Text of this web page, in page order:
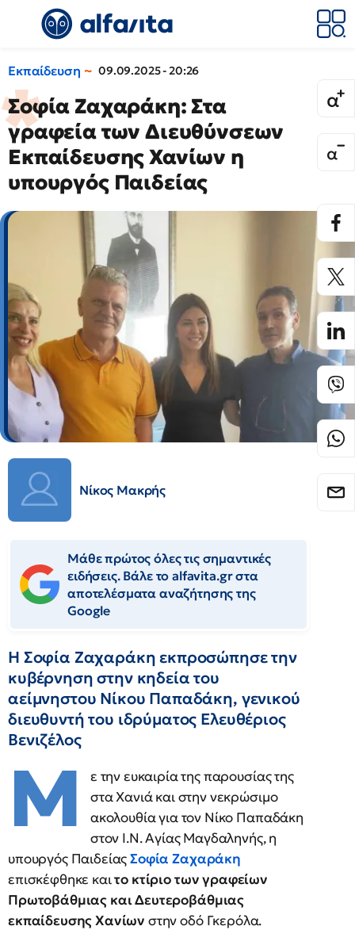
Εκπαίδευση 09.09.2025 - 20:26
Σοφία Ζαχαράκη: Στα
γραφεία των Διευθύνσεων
Εκπαίδευσης Χανίων η
υπουργός Παιδείας
Νίκος Μακρής
Μάθε πρώτος όλες τις σημαντικές
ειδήσεις. Βάλε το alfavita.gr στα
αποτελέσματα αναζήτησης της
Google
Η Σοφία Ζαχαράκη εκπροσώπησε την
κυβέρνηση στην κηδεία του
αείμνηστου Νίκου Παπαδάκη, γενικού
διευθυντή του ιδρύματος Ελευθέριος
Βενιζέλος
Μ
ε την ευκαιρία της παρουσίας της
στα Χανιά και στην νεκρώσιμο
ακολουθία για τον Νίκο Παπαδάκη
στον Ι.Ν. Αγίας Μαγδαληνής, η
υπουργός ΠαιδείαςΣοφία Ζαχαράκη
επισκέφθηκε καιτο κτίριο των γραφείων
Πρωτοβάθμιας και Δευτεροβάθμιας
εκπαίδευσης Χανίων στην οδό Γκερόλα.